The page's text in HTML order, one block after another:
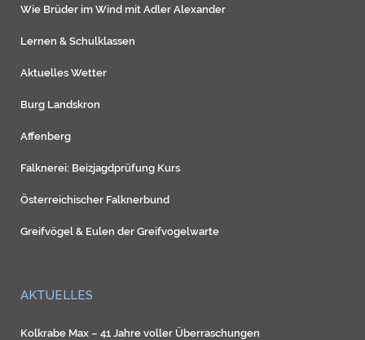
Wie Brüder im Wind mit Adler Alexander
Lernen & Schulklassen
Aktuelles Wetter
Burg Landskron
Affenberg
Falknerei: Beizjagdprüfung Kurs
Österreichischer Falknerbund
Greifvögel & Eulen der Greifvogelwarte
AKTUELLES
Kolkrabe Max – 41 Jahre voller Überraschungen